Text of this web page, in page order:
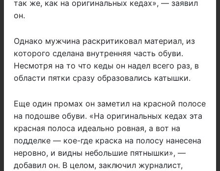
так же, как на оригинальных кедах», — заявил
он.
Однако мужчина раскритиковал материал, из
которого сделана внутренняя часть обуви.
Несмотря на то что кеды он надел всего раз, в
области пятки сразу образовались катышки.
Еще один промах он заметил на красной полосе
на подошве обуви. «На оригинальных кедах эта
красная полоса идеально ровная, а вот на
подделке — кое-где краска на полосу нанесена
неровно, и видны небольшие пятнышки», —
добавил он. В целом, заключил журналист,